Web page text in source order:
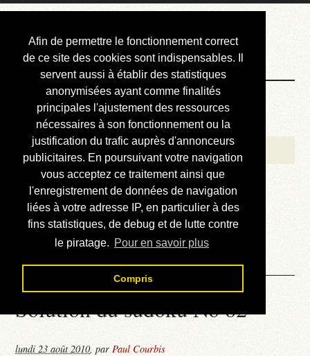
Afin de permettre le fonctionnement correct
de ce site des cookies sont indispensables. Il
servent aussi à établir des statistiques
anonymisées ayant comme finalités
principales l'ajustement des ressources
nécessaires à son fonctionnement ou la
justification du trafic auprès d'annonceurs
publicitaires. En poursuivant votre navigation
vous acceptez ce traitement ainsi que
l'enregistrement de données de navigation
liées à votre adresse IP, en particulier à des
fins statistiques, de debug et de lutte contre
le piratage. Pour en savoir plus
Compris
Courbis, « LE »
Blog Officiel
Bienvenue
Réalisations
Divers (et d’été)
Annonces
Liens externes
Téléchargement
Contact
Solution du sudoku No 82
lundi 23 août 2010,parPaul Courbis